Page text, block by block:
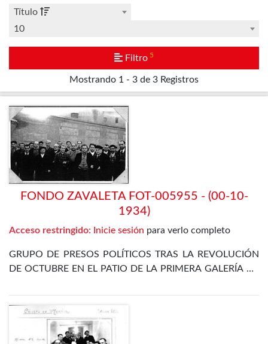
Mostrando 1 - 3 de 3 Registros
Título
10
Filtro 5
FONDO ZAVALETA FOT-005955 - (00-10-
1934)
Acceso restringido: Inicie sesión para verlo completo
GRUPO DE PRESOS POLÍTICOS TRAS LA REVOLUCIÓN
DE OCTUBRE EN EL PATIO DE LA PRIMERA GALERÍA DE
ENCUENTRA EL PROPIO ZAVALETA, ENRIQUE DE
FRANCISCO, JOSÉ GÓMEZ OSORIO, PETREL Y JOSÉ
DÍAZ ALOR